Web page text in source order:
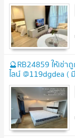
🔮RB24859 ให้เช่
ไลน์ @119dgdea (